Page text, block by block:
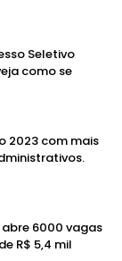
Seletivo
como se
2023 com mais
abre 6000 vagas
R$ 5,4 mil